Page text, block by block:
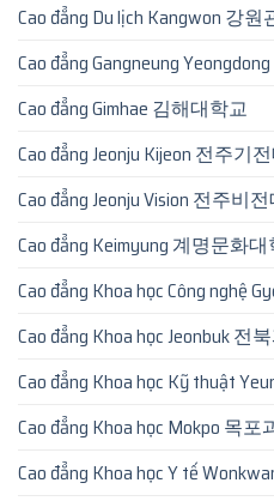
Cao đẳng Du lịch Kangwon 강
Cao đẳng Gangneung
Cao đẳng Gimhae 김해대학교
Cao đẳng Jeonju Kijeon 전주기
Cao đẳng Jeonju Vision 전주비
Cao đẳng Keimyung 계명문화
Cao đẳng Khoa học Công nghệ
Cao đẳng Khoa học Jeonbuk 전
Cao đẳng Khoa học Kỹ thuật
Cao đẳng Khoa học Mokpo 목
Cao đẳng Khoa học Y tế